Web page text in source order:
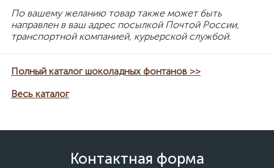
По вашему желанию товар также может быть
направлен в ваш адрес посылкой Почтой России,
транспортной компанией, курьерской службой.
Полный каталог шоколадных фонтанов >>
Весь каталог
Контактная форма